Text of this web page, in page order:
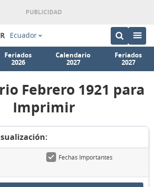
Ecuador
Feriados
2026
Calendario
2027
Feriados
2027
Febrero 1921 para
Imprimir
Fechas Importantes